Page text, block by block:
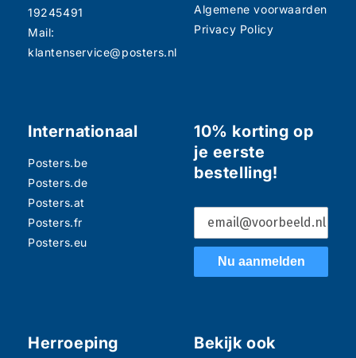
19245491
Mail:
klantenservice@posters.nl
Algemene voorwaarden
Privacy Policy
Internationaal
Posters.be
Posters.de
Posters.at
Posters.fr
Posters.eu
10% korting op
je eerste
bestelling!
Nu aanmelden
Herroeping Bekijk ook